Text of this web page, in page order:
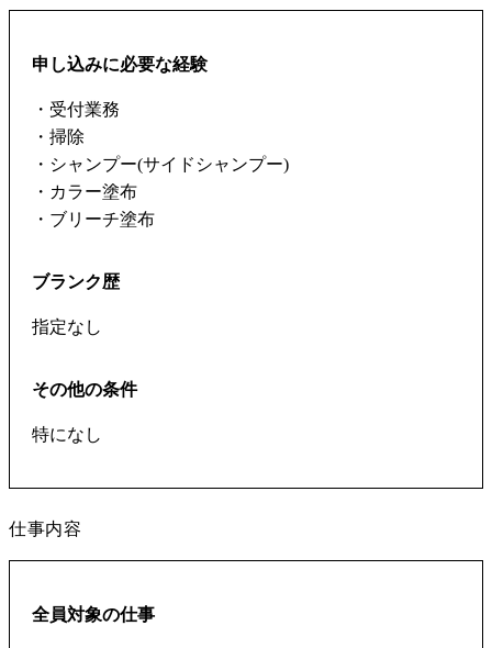
申し込みに必要な経験
・受付業務
・掃除
・シャンプー(サイドシャンプー)
・カラー塗布
・ブリーチ塗布
ブランク歴
指定なし
その他の条件
特になし
仕事内容
全員対象の仕事